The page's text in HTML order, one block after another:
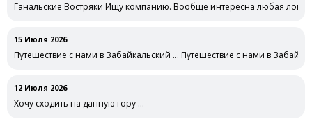
Ганальские Востряки Ищу компанию. Вообще интересна любая
15 Июля 2026
Путешествие с нами в Забайкальский … Путешествие с нами в
12 Июля 2026
Хочу сходить на данную гору …